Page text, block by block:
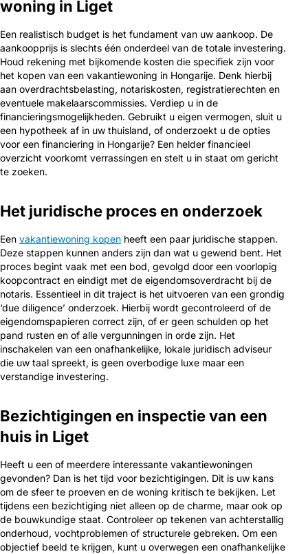
woning in Liget
Een realistisch budget is het fundament van uw aankoop. De
aankoopprijs is slechts één onderdeel van de totale investering.
Houd rekening met bijkomende kosten die specifiek zijn voor
het kopen van een vakantiewoning in Hongarije. Denk hierbij
aan overdrachtsbelasting, notariskosten, registratierechten en
eventuele makelaarscommissies. Verdiep u in de
financieringsmogelijkheden. Gebruikt u eigen vermogen, sluit u
een hypotheek af in uw thuisland, of onderzoekt u de opties
voor een financiering in Hongarije? Een helder financieel
overzicht voorkomt verrassingen en stelt u in staat om gericht
te zoeken.
Het juridische proces en onderzoek
Een vakantiewoning kopen heeft een paar juridische stappen.
Deze stappen kunnen anders zijn dan wat u gewend bent. Het
proces begint vaak met een bod, gevolgd door een voorlopig
koopcontract en eindigt met de eigendomsoverdracht bij de
notaris. Essentieel in dit traject is het uitvoeren van een grondig
‘due diligence’ onderzoek. Hierbij wordt gecontroleerd of de
eigendomspapieren correct zijn, of er geen schulden op het
pand rusten en of alle vergunningen in orde zijn. Het
inschakelen van een onafhankelijke, lokale juridisch adviseur
die uw taal spreekt, is geen overbodige luxe maar een
verstandige investering.
Bezichtigingen en inspectie van een
huis in Liget
Heeft u een of meerdere interessante vakantiewoningen
gevonden? Dan is het tijd voor bezichtigingen. Dit is uw kans
om de sfeer te proeven en de woning kritisch te bekijken. Let
tijdens een bezichtiging niet alleen op de charme, maar ook op
de bouwkundige staat. Controleer op tekenen van achterstallig
onderhoud, vochtproblemen of structurele gebreken. Om een
objectief beeld te krijgen, kunt u overwegen een onafhankelijke